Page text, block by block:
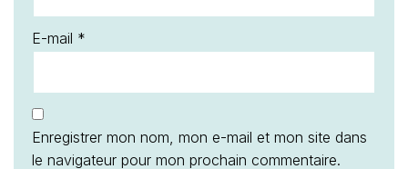
E-mail *
Enregistrer mon nom, mon e-mail et mon site dans
le navigateur pour mon prochain commentaire.